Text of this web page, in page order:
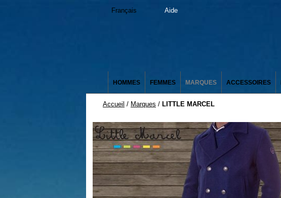
Français Aide
HOMMES FEMMES MARQUES ACCESSOIRES
Accueil / Marques / LITTLE MARCEL